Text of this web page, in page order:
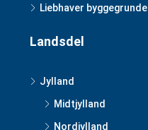
Liebhaver byggegrunde
Landsdel
Jylland
Midtjylland
Nordjylland